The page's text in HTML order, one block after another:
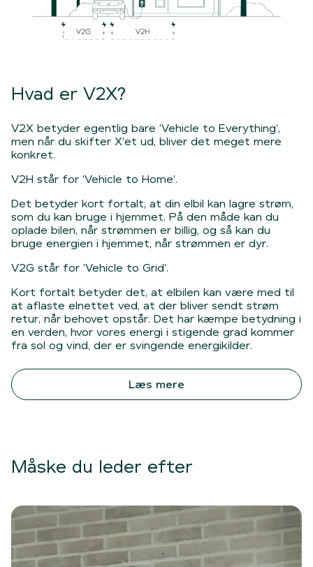
Hvad er V2X?
V2X betyder egentlig bare ’Vehicle to Everything’,
men når du skifter X’et ud, bliver det meget mere
konkret.
V2H står for ’Vehicle to Home’.
Det betyder kort fortalt, at din elbil kan lagre strøm,
som du kan bruge i hjemmet. På den måde kan du
oplade bilen, når strømmen er billig, og så kan du
bruge energien i hjemmet, når strømmen er dyr.
V2G står for ’Vehicle to Grid’.
Kort fortalt betyder det, at elbilen kan være med til
at aflaste elnettet ved, at der bliver sendt strøm
retur, når behovet opstår. Det har kæmpe betydning i
en verden, hvor vores energi i stigende grad kommer
fra sol og vind, der er svingende energikilder.
Læs mere
Måske du leder efter